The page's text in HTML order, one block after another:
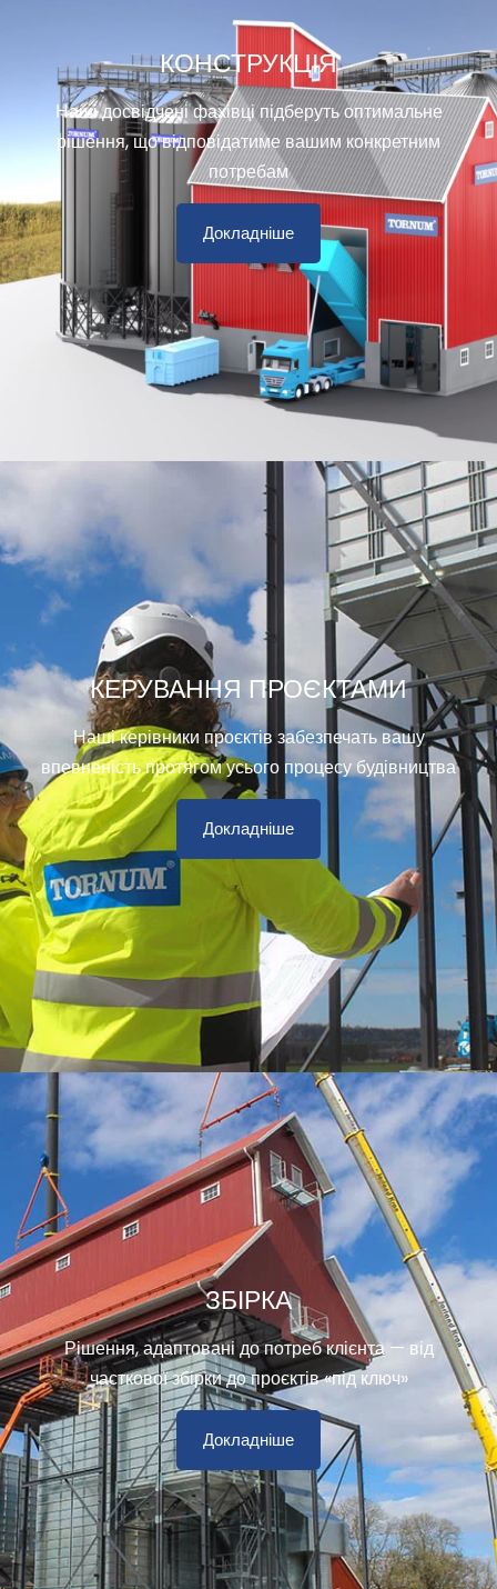
КОНСТРУКЦІЯ
Наші досвідчені фахівці підберуть оптимальне
рішення, що відповідатиме вашим конкретним
потребам
Докладніше
КЕРУВАННЯ ПРОЄКТАМИ
Наші керівники проєктів забезпечать вашу
впевненість протягом усього процесу будівництва
Докладніше
ЗБІРКА
Рішення, адаптовані до потреб клієнта — від
часткової збірки до проєктів «під ключ»
Докладніше